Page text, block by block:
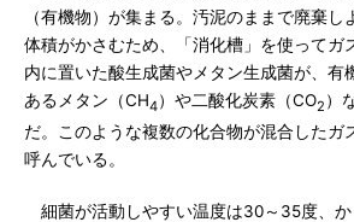
（有機物）が集まる。汚泥のままで廃棄し
体積がかさむため、「消化槽」を使ってガ
内に置いた酸生成菌やメタン生成菌が、有
あるメタン（CH4）や二酸化炭素（CO2 ）
だ。このような複数の化合物が混合したガ
呼んでいる。
細菌が活動しやすい温度は30～35度、か